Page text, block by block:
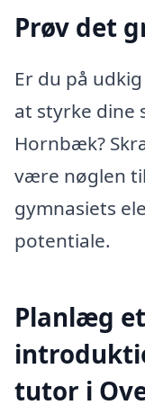
Prøv det
Er du på
at styrke dine
Hornbæk?
være nøglen
gymnasiets
potentiale.
Planlæg
tutor i